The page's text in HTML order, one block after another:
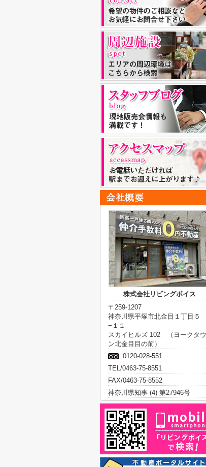
株式会社リビングボイス
〒259-1207
神奈川県平塚市北金目１丁目５
−１１
スカイヒルズ 102 （ヨークタウ
ン北金目目の前）
0120-028-551
TEL/0463-75-8551
FAX/0463-75-8552
神奈川県知事 (4) 第27946号